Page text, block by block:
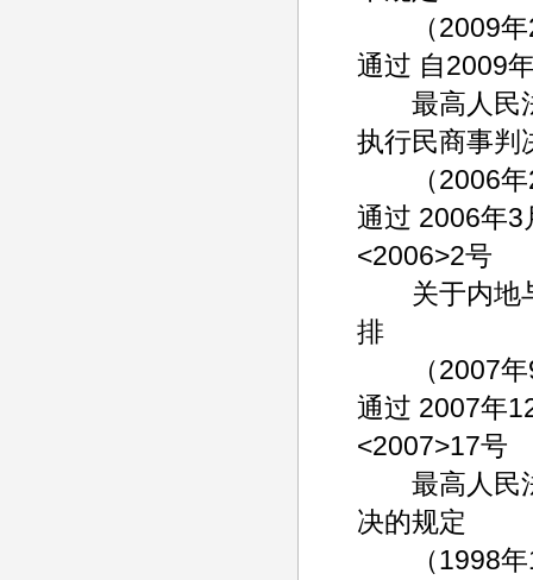
（2009年2
通过 自2009
最高人民法
执行民商事判
（2006年2
通过 2006年3
<2006>2号
关于内地与
排
（2007年9
通过 2007年
<2007>17号
最高人民法
决的规定
（1998年1